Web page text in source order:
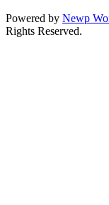
Powered by Newp
Rights Reserved.